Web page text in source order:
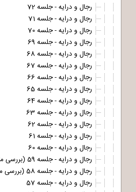
رجال و درایه - جلسه 72
رجال و درایه - جلسه 71
رجال و درایه - جلسه 70
رجال و درایه - جلسه 69
رجال و درایه - جلسه 68
رجال و درایه - جلسه 67
رجال و درایه - جلسه 66
رجال و درایه - جلسه 65
رجال و درایه - جلسه 64
رجال و درایه - جلسه 63
رجال و درایه - جلسه 62
رجال و درایه - جلسه 61
رجال و درایه - جلسه 60
رجال و درایه - جلسه 59 (بررسی متن و سند زیارت عاشورای مشهور - قسمت دوم و آخر)
رجال و درایه - جلسه 58 (بررسی متن و سند زیارت عاشورای مشهور - قسمت اول)
رجال و درایه - جلسه 57